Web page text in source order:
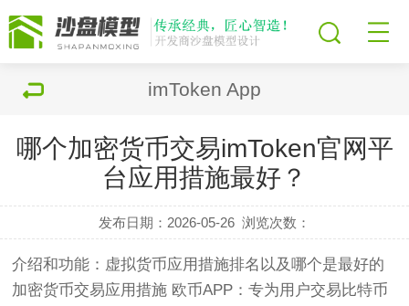
imToken App
哪个加密货币交易imToken官网平
台应用措施最好？
发布日期：2026-05-26 浏览次数：
介绍和功能：虚拟货币应用措施排名以及哪个是最好的
加密货币交易应用措施 欧币APP：专为用户交易比特币